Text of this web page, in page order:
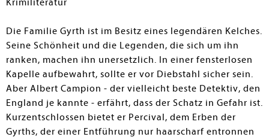
Krimiliteratur
Die Familie Gyrth ist im Besitz eines legendären Kelches.
Seine Schönheit und die Legenden, die sich um ihn
ranken, machen ihn unersetzlich. In einer fensterlosen
Kapelle aufbewahrt, sollte er vor Diebstahl sicher sein.
Aber Albert Campion - der vielleicht beste Detektiv, den
England je kannte - erfährt, dass der Schatz in Gefahr ist.
Kurzentschlossen bietet er Percival, dem Erben der
Gyrths, der einer Entführung nur haarscharf entronnen